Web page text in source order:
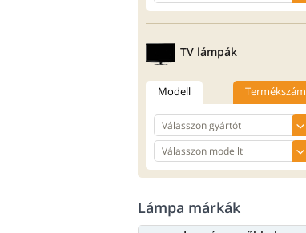
TV lámpák
Modell Termékszám
Lámpa márkák